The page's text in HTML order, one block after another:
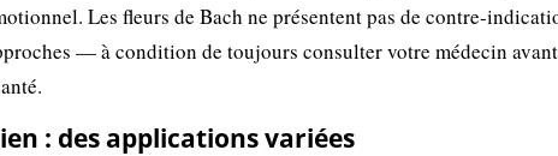
Les fleurs de Bach ne présentent pas de contre-
— à condition de toujours consulter votre médecin
: des applications variées